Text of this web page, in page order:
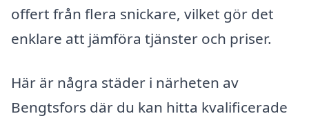
offert från flera snickare, vilket gör det
enklare att jämföra tjänster och priser.
Här är några städer i närheten av
Bengtsfors där du kan hitta kvalificerade